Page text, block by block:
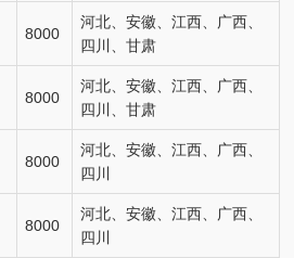
8000
河北、安徽、江西、广西、
四川、甘肃
8000
河北、安徽、江西、广西、
四川、甘肃
8000
河北、安徽、江西、广西、
四川
8000
河北、安徽、江西、广西、
四川